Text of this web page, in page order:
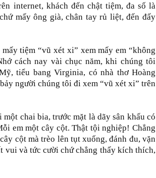
internet, khách đến chật tiệm, đa số là
mấy ông già, chân tay rủ liệt, đến đấy
tiệm “vũ xét xi” xem mấy em “không
cách nay vài chục năm, khi chúng tôi
tiểu bang Virginia, có nhà thơ Hoàng
người chúng tôi đi xem “vũ xét xi” trên
chai bia, trước mặt là dãy sân khấu có
em một cây cột. Thật tội nghiệp! Chẳng
cột mà trèo lên tụt xuống, đánh đu, vặn
vui và tức cười chứ chẳng thấy kích thích,